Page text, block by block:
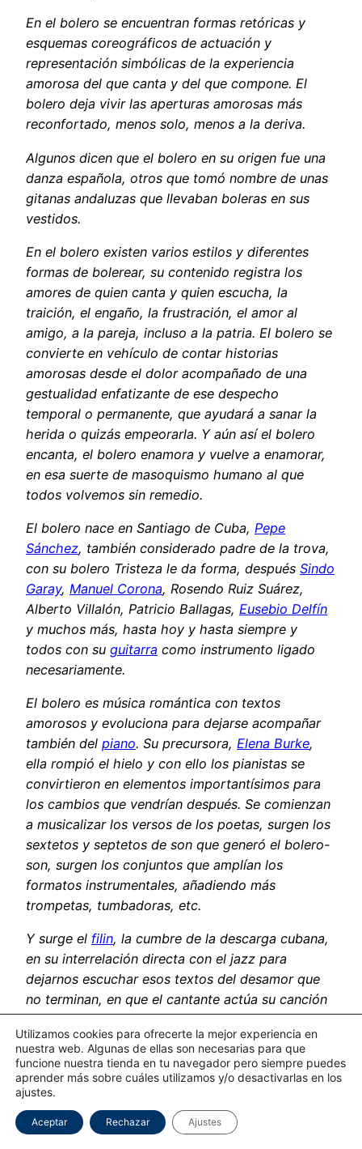
En el bolero se encuentran formas retóricas y
esquemas coreográficos de actuación y
representación simbólicas de la experiencia
amorosa del que canta y del que compone. El
bolero deja vivir las aperturas amorosas más
reconfortado, menos solo, menos a la deriva.
Algunos dicen que el bolero en su origen fue una
danza española, otros que tomó nombre de unas
gitanas andaluzas que llevaban boleras en sus
vestidos.
En el bolero existen varios estilos y diferentes
formas de bolerear, su contenido registra los
amores de quien canta y quien escucha, la
traición, el engaño, la frustración, el amor al
amigo, a la pareja, incluso a la patria. El bolero se
convierte en vehículo de contar historias
amorosas desde el dolor acompañado de una
gestualidad enfatizante de ese despecho
temporal o permanente, que ayudará a sanar la
herida o quizás empeorarla. Y aún así el bolero
encanta, el bolero enamora y vuelve a enamorar,
en esa suerte de masoquismo humano al que
todos volvemos sin remedio.
El bolero nace en Santiago de Cuba, Pepe
Sánchez, también considerado padre de la trova,
con su bolero Tristeza le da forma, después Sindo
Garay, Manuel Corona, Rosendo Ruiz Suárez,
Alberto Villalón, Patricio Ballagas, Eusebio Delfín
y muchos más, hasta hoy y hasta siempre y
todos con su guitarra como instrumento ligado
necesariamente.
El bolero es música romántica con textos
amorosos y evoluciona para dejarse acompañar
también del piano. Su precursora, Elena Burke,
ella rompió el hielo y con ello los pianistas se
convirtieron en elementos importantísimos para
los cambios que vendrían después. Se comienzan
a musicalizar los versos de los poetas, surgen los
sextetos y septetos de son que generó el bolero-
son, surgen los conjuntos que amplían los
formatos instrumentales, añadiendo más
trompetas, tumbadoras, etc.
Y surge el filin, la cumbre de la descarga cubana,
en su interrelación directa con el jazz para
dejarnos escuchar esos textos del desamor que
no terminan, en que el cantante actúa su canción
y su desamor, que va de una canción a otra sin
pausa y en el que entre tragos, lágrimas y
enfados se te pasa la noche, ya no sabes ni que
hora es, pero regresas a casa más reconfortado,
como quien libera lastre.
Por lo dicho aquí y mucho más el
Utilizamos cookies para ofrecerte la mejor experiencia en
nuestra web. Algunas de ellas son necesarias para que
funcione nuestra tienda en tu navegador pero siempre puedes
aprender más sobre cuáles utilizamos y/o desactivarlas en los
ajustes.
Aceptar Rechazar Ajustes